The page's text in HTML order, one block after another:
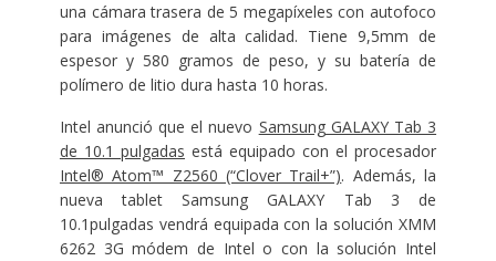
una cámara trasera de 5 megapíxeles con autofoco
para imágenes de alta calidad. Tiene 9,5mm de
espesor y 580 gramos de peso, y su batería de
polímero de litio dura hasta 10 horas.
Intel anunció que el nuevo Samsung GALAXY Tab 3
de 10.1 pulgadas está equipado con el procesador
Intel® Atom™ Z2560 (“Clover Trail+”). Además, la
nueva tablet Samsung GALAXY Tab 3 de
10.1pulgadas vendrá equipada con la solución XMM
6262 3G módem de Intel o con la solución Intel